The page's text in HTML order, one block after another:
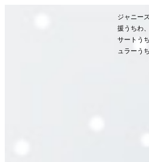
ジャニー
援うちわ
サートう
ュラーう